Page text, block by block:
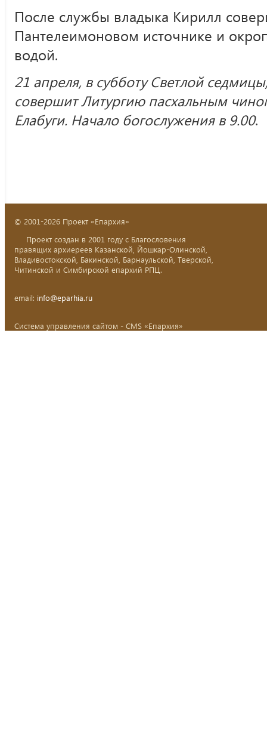
После службы владыка Кирилл
Пантелеимоновом источнике и
водой.
21 апреля, в субботу Светлой
совершит Литургию пасхальным
Елабуги. Начало богослужения в 9.00.
© 2001-2026 Проект «Епархия»
Проект создан в 2001 году с Благословения
правящих архиереев Казанской, Йошкар-Олинской,
Владивостокской, Бакинской, Барнаульской, Тверской,
Читинской и Симбирской епархий РПЦ.
email: info@eparhia.ru
Система управления сайтом - CMS «Епархия»